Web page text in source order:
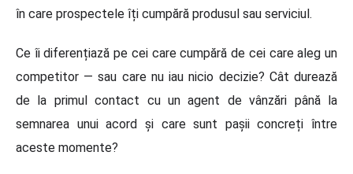
în care prospectele îți cumpără produsul sau serviciul.
Ce îi diferențiază pe cei care cumpără de cei care aleg un
competitor — sau care nu iau nicio decizie? Cât durează
de la primul contact cu un agent de vânzări până la
semnarea unui acord și care sunt pașii concreți între
aceste momente?